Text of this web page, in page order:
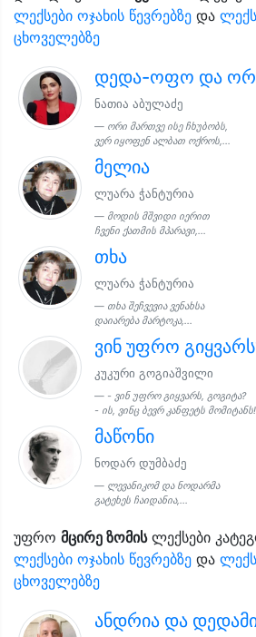
ლექსები ოჯახის წევრებზე და
ცხოველებზე
დედა-ოფო და
ნათია აბულაძე
ორი მართვე ისე ჩხუბობს,
ვერ იყოფენ ალბათ ოქროს,...
მელია
ლუარა ჭანტურია
მოდის მშვიდი იერით
ჩვენი ქათმის მპარავი,...
თხა
ლუარა ჭანტურია
თხა შეჩვევია ვენახსა
დაიარება მარტოკა,...
ვინ უფრო
კუკური გოგიაშვილი
- ვინ უფრო გიყვარს, გოგიტა?
- ის, ვინც ბევრ კანფეტს
მაწონი
ნოდარ დუმბაძე
ლევანიკომ და ნოდარმა
გატეხეს ჩაიდანია,...
უფრო მცირე ზომისლექსები
ლექსები ოჯახის წევრებზე და
ცხოველებზე
ანდრია და